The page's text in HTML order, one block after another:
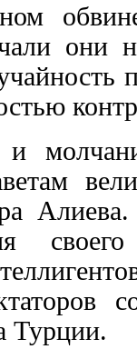
они
Турции.